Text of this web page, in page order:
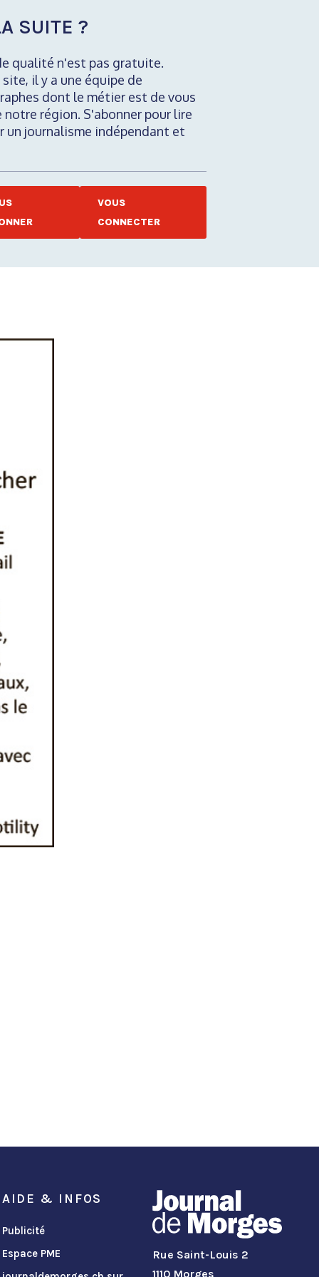
SUITE ?
qualité n'est pas gratuite.
il y a une équipe de
dont le métier est de vous
région. S'abonner pour lire
un journalisme indépendant et
VOUS
CONNECTER
AIDE & INFOS
Publicité
Espace PME
Rue Saint-Louis 2
1110 Morges